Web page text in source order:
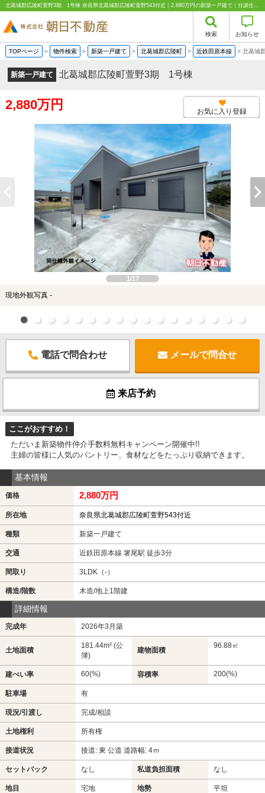
北葛城郡広陵町萱野3期 1号棟 奈良県北葛城郡広陵町萱野543付近｜2,880万円の新築一戸建て｜分譲住宅や新築物件｜株式会社朝日不動産
検索 お知らせ
TOPページ > 物件検索 > 新築一戸建て > 北葛城郡広陵町 > 近鉄田原本線 > 北葛城
新築一戸建て 北葛城郡広陵町萱野3期 1号棟
2,880万円 お気に入り登録
1/17
現地外観写真 -
電話で問合わせ メールで問合せ
来店予約
ここがおすすめ！
ただいま新築物件仲介手数料無料キャンペーン開催中!!
主婦の皆様に人気のパントリー、食材などをたっぷり収納できます。
基本情報
価格 2,880万円
所在地 奈良県北葛城郡広陵町萱野543付近
種類 新築一戸建て
交通 近鉄田原本線 箸尾駅 徒歩3分
間取り 3LDK（-）
構造/階数 木造/地上1階建
詳細情報
完成年 2026年3月築
土地面積
181.44m² (公
簿)
建物面積
96.88㎡
建ぺい率 60(%) 容積率 200(%)
駐車場 有
現況/引渡し 完成/相談
土地権利 所有権
接道状況 接道: 東 公道 道路幅: 4ｍ
セットバック なし 私道負担面積 なし
地目 宅地 地勢 平坦